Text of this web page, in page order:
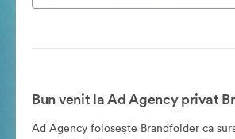
Bun venit la Ad Agency privat
Ad Agency folosește Brandfolder ca